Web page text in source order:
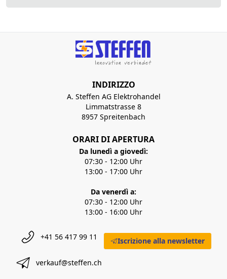
INDIRIZZO
A. Steffen AG Elektrohandel
Limmatstrasse 8
8957 Spreitenbach
ORARI DI APERTURA
Da lunedì a giovedì:
07:30 - 12:00 Uhr
13:00 - 17:00 Uhr
Da venerdì a:
07:30 - 12:00 Uhr
13:00 - 16:00 Uhr
+41 56 417 99 11
verkauf@steffen.ch
Iscrizione alla newsletter